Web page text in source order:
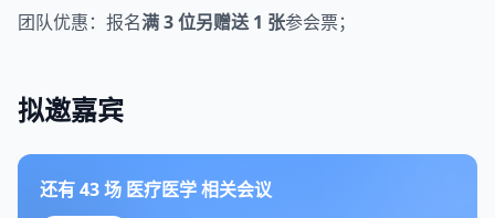
团队优惠：报名满 3 位另赠送 1 张参会票；
拟邀嘉宾
还有43场 医疗医学相关会议